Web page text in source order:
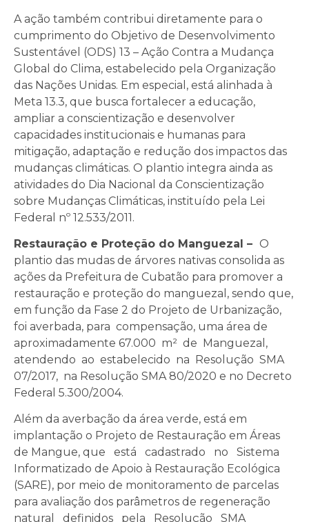
A ação também contribui diretamente para o
cumprimento do Objetivo de Desenvolvimento
Sustentável (ODS) 13 – Ação Contra a Mudança
Global do Clima, estabelecido pela Organização
das Nações Unidas. Em especial, está alinhada à
Meta 13.3, que busca fortalecer a educação,
ampliar a conscientização e desenvolver
capacidades institucionais e humanas para
mitigação, adaptação e redução dos impactos das
mudanças climáticas. O plantio integra ainda as
atividades do Dia Nacional da Conscientização
sobre Mudanças Climáticas, instituído pela Lei
Federal nº 12.533/2011.
Restauração e Proteção do Manguezal – O
plantio das mudas de árvores nativas consolida as
ações da Prefeitura de Cubatão para promover a
restauração e proteção do manguezal, sendo que,
em função da Fase 2 do Projeto de Urbanização,
foi averbada, para compensação, uma área de
aproximadamente 67.000 m² de Manguezal,
atendendo ao estabelecido na Resolução SMA
07/2017, na Resolução SMA 80/2020 e no Decreto
Federal 5.300/2004.
Além da averbação da área verde, está em
implantação o Projeto de Restauração em Áreas
de Mangue, que está cadastrado no Sistema
Informatizado de Apoio à Restauração Ecológica
(SARE), por meio de monitoramento de parcelas
para avaliação dos parâmetros de regeneração
natural definidos pela Resolução SMA